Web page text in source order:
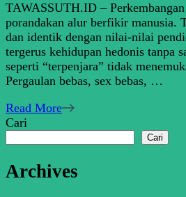
Kekerasan
Seksual
Menjadi
Momok
Menakutkan
TAWASSUTH.ID –
porandakan alur berfikir manusia.
dan identik dengan nilai-nilai
tergerus kehidupan hedonis tanpa
seperti “terpenjara” tidak
Pergaulan bebas, sex bebas, …
Read More
Cari
Cari
Archives